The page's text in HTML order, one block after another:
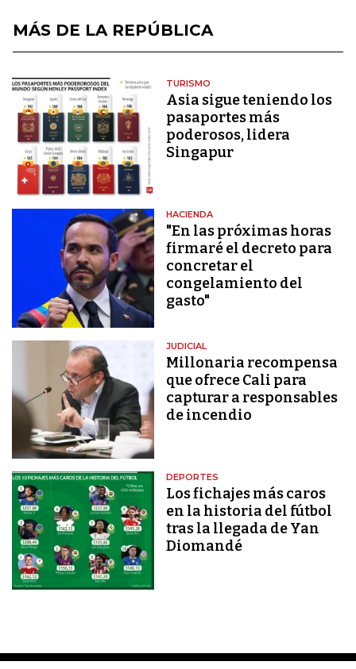
MÁS DE LA REPÚBLICA
TURISMO
Asia sigue teniendo los
pasaportes más
poderosos, lidera
Singapur
HACIENDA
"En las próximas horas
firmaré el decreto para
concretar el
congelamiento del
gasto"
JUDICIAL
Millonaria recompensa
que ofrece Cali para
capturar a responsables
de incendio
DEPORTES
Los fichajes más caros
en la historia del fútbol
tras la llegada de Yan
Diomandé